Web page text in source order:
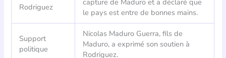
Rodriguez
capture de Maduro et a déclaré que
le pays est entre de bonnes mains.
Support
politique
Nicolas Maduro Guerra, fils de
Maduro, a exprimé son soutien à
Rodriguez.